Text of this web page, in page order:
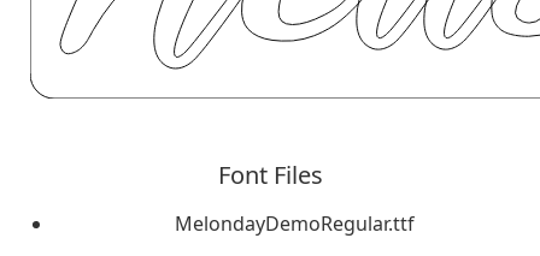
Font Files
MelondayDemoRegular.ttf